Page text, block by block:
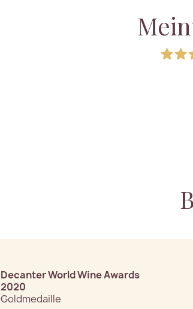
Decanter World Wine Awards
2020
Goldmedaille